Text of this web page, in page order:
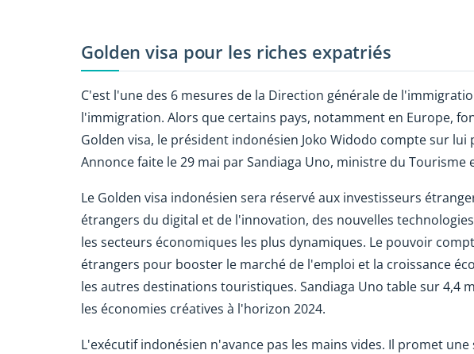
Golden visa pour les riches expatriés
C'est l'une des 6 mesures de la Direction générale de
l'immigration. Alors que certains pays, notamment en Europe,
Golden visa, le président indonésien Joko Widodo compte sur
Annonce faite le 29 mai par Sandiaga Uno, ministre du Tourisme
Le Golden visa indonésien sera réservé aux investisseurs
étrangers du digital et de l'innovation, des nouvelles
les secteurs économiques les plus dynamiques. Le pouvoir
étrangers pour booster le marché de l'emploi et la croissance
les autres destinations touristiques. Sandiaga Uno table sur 4,4
les économies créatives à l'horizon 2024.
L'exécutif indonésien n'avance pas les mains vides. Il promet